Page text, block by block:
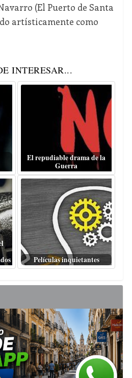
(El Puerto de Santa
artísticamente como
INTERESAR...
El repudiable drama de la
Guerra
Películas inquietantes